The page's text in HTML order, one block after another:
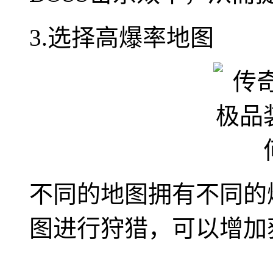
3.选择高爆率地图
不同的地图拥有不同
图进行狩猎，可以增